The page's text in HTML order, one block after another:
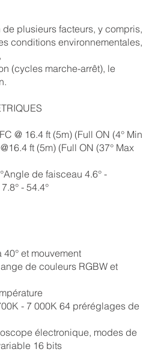
de plusieurs facteurs, y compris,
conditions environnementales,
(cycles marche-arrêt), le
@ 16.4 ft (5m) (Full ON (4° Min
ft (5m) (Full ON (37° Max
de faisceau 4.6° -
- 54.4°
40° et mouvement
de couleurs RGBW et
- 7 000K 64 préréglages de
électronique, modes de
16 bits